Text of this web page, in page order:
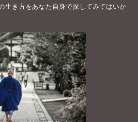
生き方をあなた自身で探してみてはいか